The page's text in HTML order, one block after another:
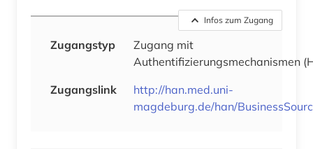
Infos zum Zugang
Zugangstyp
Zugang mit
Authentifizierungsmechanismen
Zugangslink
http://han.med.uni-
magdeburg.de/han/